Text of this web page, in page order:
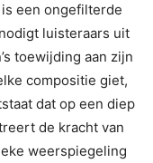
een ongefilterde
luisteraars uit
toewijding aan zijn
compositie giet,
dat op een diep
de kracht van
weerspiegeling